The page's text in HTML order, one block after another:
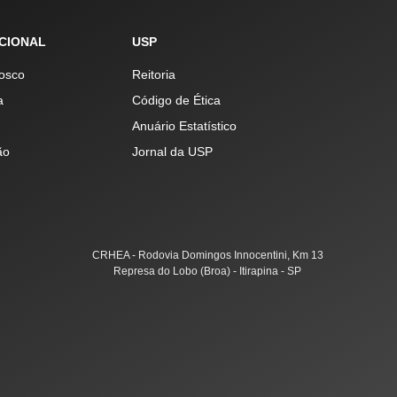
USP
Reitoria
Código de Ética
Anuário Estatístico
Jornal da USP
CRHEA - Rodovia Domingos Innocentini, Km 13
Represa do Lobo (Broa) - Itirapina - SP